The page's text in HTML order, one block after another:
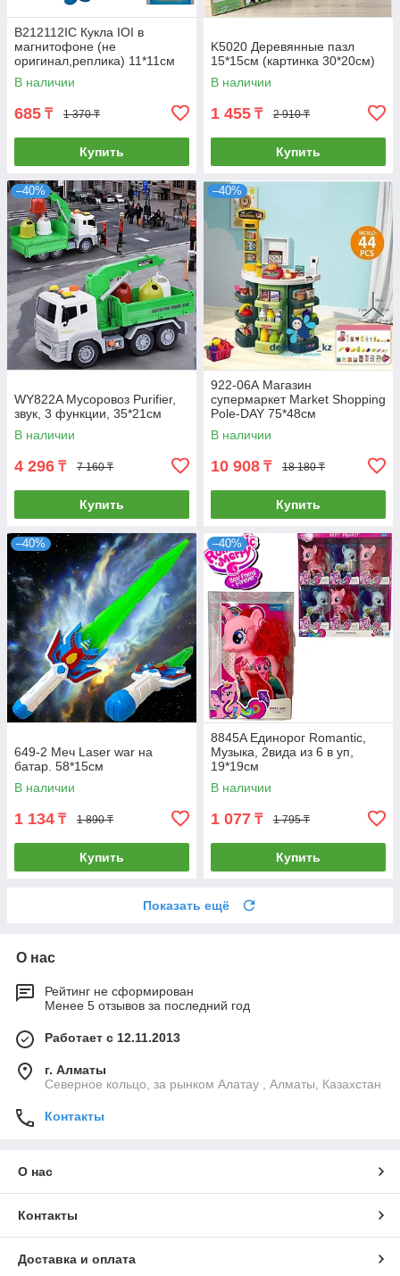
B212112IC Кукла IOI в
магнитофоне (не
оригинал,реплика) 11*11см
В наличии
685 ₸ 1 370 ₸
Купить
K5020 Деревянные пазл
15*15см (картинка 30*20см)
В наличии
1 455 ₸ 2 910 ₸
Купить
–40%
WY822A Мусоровоз Purifier,
звук, 3 функции, 35*21см
В наличии
4 296 ₸ 7 160 ₸
Купить
–40%
922-06А Магазин
супермаркет Market Shopping
Pole-DAY 75*48см
В наличии
10 908 ₸ 18 180 ₸
Купить
–40%
649-2 Меч Laser war на
батар. 58*15см
В наличии
1 134 ₸ 1 890 ₸
Купить
–40%
8845A Единорог Romantic,
Музыка, 2вида из 6 в уп,
19*19см
В наличии
1 077 ₸ 1 795 ₸
Купить
Показать ещё
О нас
Рейтинг не сформирован
Менее 5 отзывов за последний год
Работает с 12.11.2013
г. Алматы
Северное кольцо, за рынком Алатау , Алматы, Казахстан
Контакты
О нас
Контакты
Доставка и оплата